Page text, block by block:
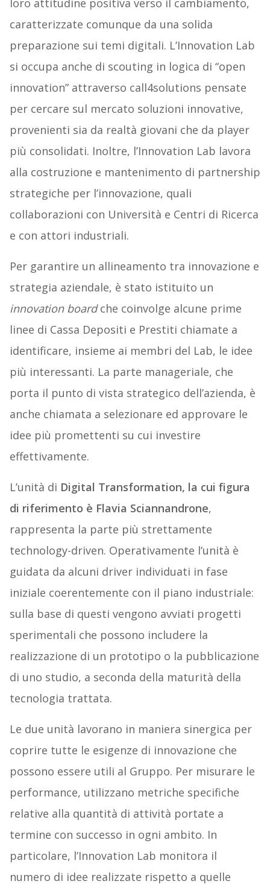
loro attitudine positiva verso il cambiamento,
caratterizzate comunque da una solida
preparazione sui temi digitali. L’Innovation Lab
si occupa anche di scouting in logica di “open
innovation” attraverso call4solutions pensate
per cercare sul mercato soluzioni innovative,
provenienti sia da realtà giovani che da player
più consolidati. Inoltre, l’Innovation Lab lavora
alla costruzione e mantenimento di partnership
strategiche per l’innovazione, quali
collaborazioni con Università e Centri di Ricerca
e con attori industriali.
Per garantire un allineamento tra innovazione e
strategia aziendale, è stato istituito un
innovation boardche coinvolge alcune prime
linee di Cassa Depositi e Prestiti chiamate a
identificare, insieme ai membri del Lab, le idee
più interessanti. La parte manageriale, che
porta il punto di vista strategico dell’azienda, è
anche chiamata a selezionare ed approvare le
idee più promettenti su cui investire
effettivamente.
L’unità di Digital Transformation, la cui figura
di riferimento è Flavia Sciannandrone,
rappresenta la parte più strettamente
technology-driven. Operativamente l’unità è
guidata da alcuni driver individuati in fase
iniziale coerentemente con il piano industriale:
sulla base di questi vengono avviati progetti
sperimentali che possono includere la
realizzazione di un prototipo o la pubblicazione
di uno studio, a seconda della maturità della
tecnologia trattata.
Le due unità lavorano in maniera sinergica per
coprire tutte le esigenze di innovazione che
possono essere utili al Gruppo. Per misurare le
performance, utilizzano metriche specifiche
relative alla quantità di attività portate a
termine con successo in ogni ambito. In
particolare, l’Innovation Lab monitora il
numero di idee realizzate rispetto a quelle